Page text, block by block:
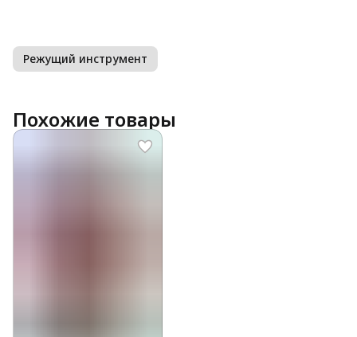
Режущий инструмент
Похожие товары